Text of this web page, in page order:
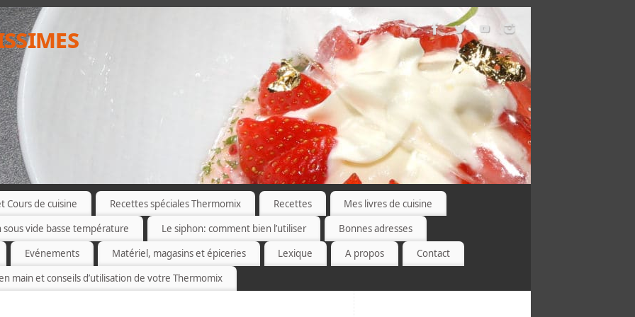
Cours de cuisine Recettes spéciales Thermomix Recettes
Mes livres de cuisine
sous vide basse température
Le siphon: comment bien l’utiliser
Bonnes adresses
Evénements
Matériel, magasins et épiceries Lexique A propos
Contact
main et conseils d’utilisation de votre Thermomix